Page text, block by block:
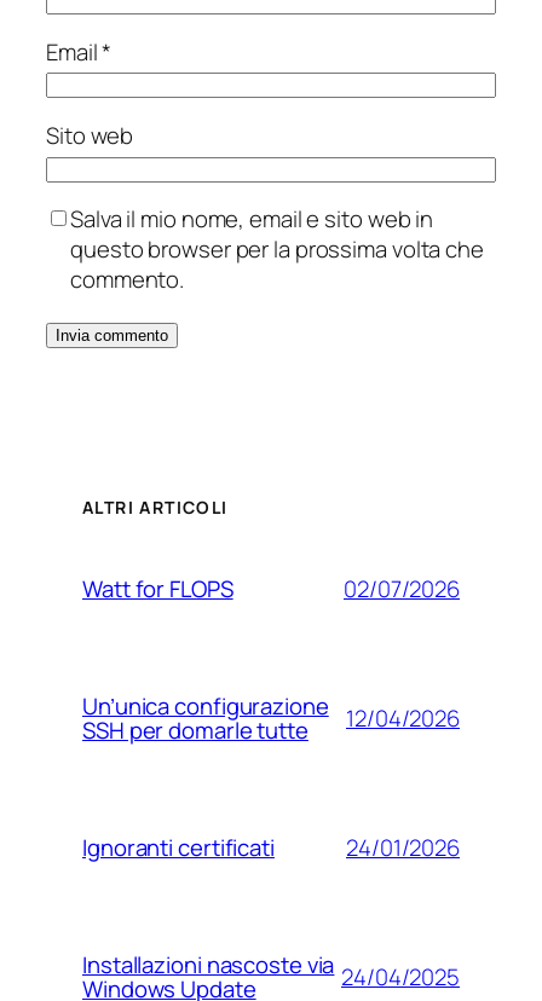
Email*
Sito web
Salva il mio nome, email e sito web in
questo browser per la prossima volta che
commento.
ALTRI ARTICOLI
Watt for FLOPS 02/07/2026
Un’unica configurazione
SSH per domarle tutte 12/04/2026
Ignoranti certificati 24/01/2026
Installazioni nascoste via
Windows Update 24/04/2025